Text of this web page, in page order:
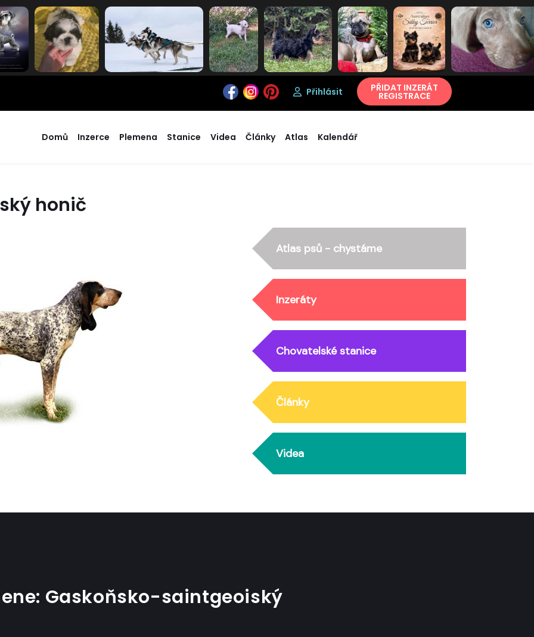
Přihlásit PŘIDAT INZERÁT
REGISTRACE
Domů Inzerce Plemena Stanice Videa Články Atlas Kalendář
honič
Atlas psů - chystáme
Inzeráty
Chovatelské stanice
Články
Videa
Gaskoňsko-saintgeoiský